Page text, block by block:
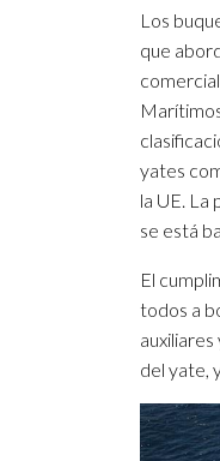
Los
que
yates
la UE.
se está
El
todos a
del yate,